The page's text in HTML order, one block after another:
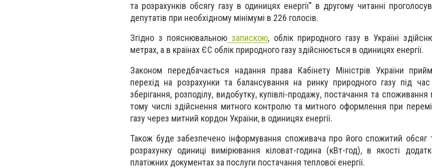
та розрахунків обсягу газу в одиницях енергії" в другому читанні
депутатів при необхідному мінімумі в 226 голосів.
Згідно з пояснювальною запискою, облік природного газу в Україні
метрах, а в країнах ЄС облік природного газу здійснюється в одиницях енергії.
Законом передбачається надання права Кабінету Міністрів України
перехід на розрахунки та балансування на ринку природного газу під час
зберігання, розподілу, видобутку, купівлі-продажу, постачання та споживання
тому числі здійснення митного контролю та митного оформлення при
газу через митний кордон України, в одиницях енергії.
Також буде забезпечено інформування споживача про його спожитий обсяг
розрахунку одиниці вимірювання кіловат-година (кВт-год), в якості
платіжних документах за послуги постачання теплової енергії.